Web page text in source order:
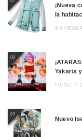
¡Nueva
la
08
Yakarta
MUSIC ・
09
Nuevo